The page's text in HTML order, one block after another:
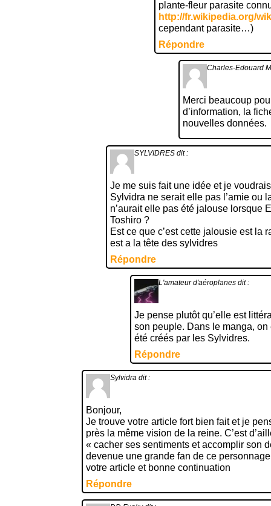
plante-fleur parasite
http://fr.wikipedia.org/
cependant parasite…)
Répondre
Charles-Edouard
Merci beaucoup
d’information, la
nouvelles données.
SYLVIDRES dit :
Je me suis fait une idée et je
Sylvidra ne serait elle pas l’amie ou
n’aurait elle pas été jalouse lorsque
Toshiro ?
Est ce que c’est cette jalousie est la
est a la tête des sylvidres
Répondre
L'amateur d'aéroplanes dit :
Je pense plutôt qu’elle est
son peuple. Dans le manga,
été créés par les Sylvidres.
Répondre
Sylvidra dit :
Bonjour,
Je trouve votre article fort bien fait et je
près la même vision de la reine. C’est
« cacher ses sentiments et accomplir son
devenue une grande fan de ce
votre article et bonne continuation
Répondre